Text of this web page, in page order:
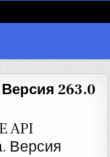
263.0
API
Версия